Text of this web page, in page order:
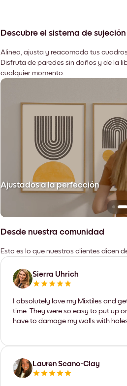
Descubre el sistema de
Alinea, ajusta y reacomoda tus
Disfruta de paredes sin daños y de la
cualquier momento.
Ajustados a la perfección
Desde nuestra comunidad
Esto es lo que nuestros clientes dicen
Sierra Uhrich
I absolutely love my Mixtiles and
time. They were so easy to put up
have to damage my walls with
Lauren Scano-Clay